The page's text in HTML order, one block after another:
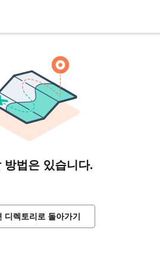
방법은 있습니다.
디렉토리로 돌아가기